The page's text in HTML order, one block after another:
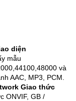
diện
mẫu
và
AAC, MP3, PCM.
Giao thức
ONVIF, GB /